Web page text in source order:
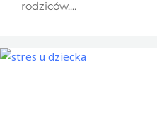
rodziców....